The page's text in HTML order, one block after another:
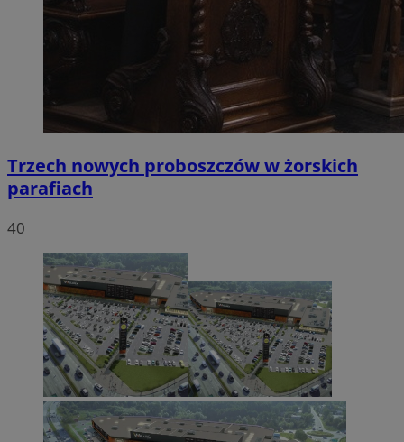
Trzech nowych proboszczów w żorskich
parafiach
40